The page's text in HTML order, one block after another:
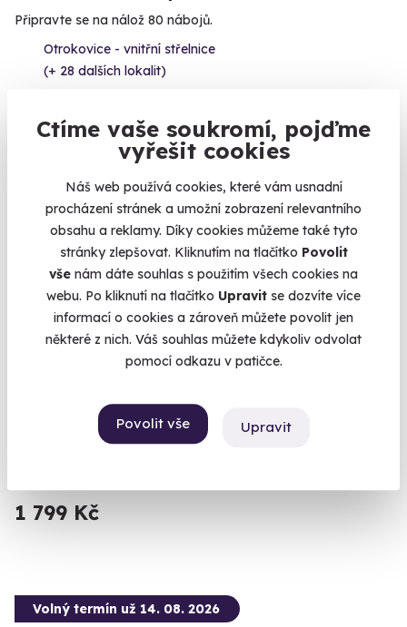
Ctíme vaše soukromí, pojďme
vyřešit cookies
Náš web používá cookies, které vám usnadní
procházení stránek a umožní zobrazení relevantního
obsahu a reklamy. Díky cookies můžeme také tyto
stránky zlepšovat. Kliknutím na tlačítko Povolit
vše nám dáte souhlas s použitím všech cookies na
webu. Po kliknutí na tlačítko Upravit se dozvíte více
informací o cookies a zároveň můžete povolit jen
některé z nich. Váš souhlas můžete kdykoliv odvolat
pomocí odkazu v patičce.
Povolit vše Upravit
Připravte se na nálož 80 nábojů.
Otrokovice - vnitřní střelnice
(+ 28 dalších lokalit)
1 999 Kč
9.6
Volný termín už 14. 08. 2026
Vystřílíte celkem 72 nábojů!
Otrokovice - vnitřní střelnice
1 799 Kč
Volný termín už 14. 08. 2026